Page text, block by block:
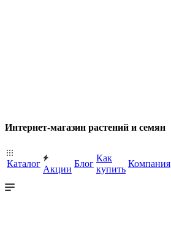
Интернет-магазин растений и семян
Каталог
Акции
Блог
Как
купить
Компания